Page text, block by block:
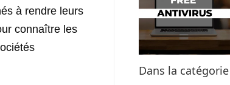
à rendre leurs
connaître les
Dans la